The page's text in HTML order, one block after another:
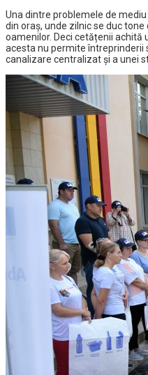
Una dintre problemele de
din oraș, unde zilnic se duc
oamenilor. Deci cetățenii achită
acesta nu permite întreprinderii
canalizare centralizat și a unei